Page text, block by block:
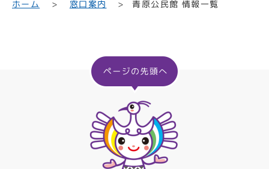
ホーム 窓口案内 青原公民館 情報一覧